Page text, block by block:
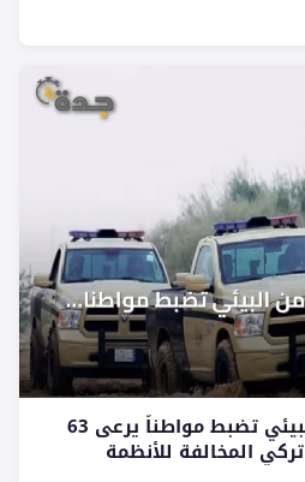
القوات الخاصة للأمن البيئي تضبط مواطناً يرعى 63
المخالفة للأنظمة